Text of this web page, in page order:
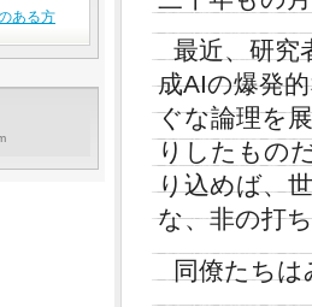
最近、研究
成AIの爆発
ぐな論理を
りしたもの
り込めば、
な、非の打
同僚たち
ある方